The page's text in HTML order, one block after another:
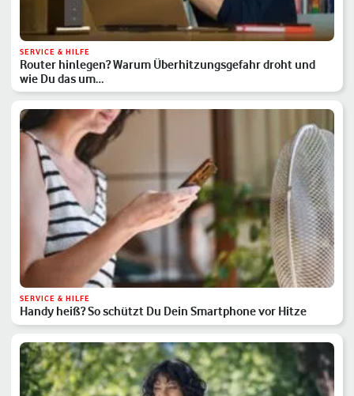
SERVICE & HILFE
Router hinlegen? Warum Überhitzungsgefahr droht und
wie Du das um…
SERVICE & HILFE
Handy heiß? So schützt Du Dein Smartphone vor Hitze